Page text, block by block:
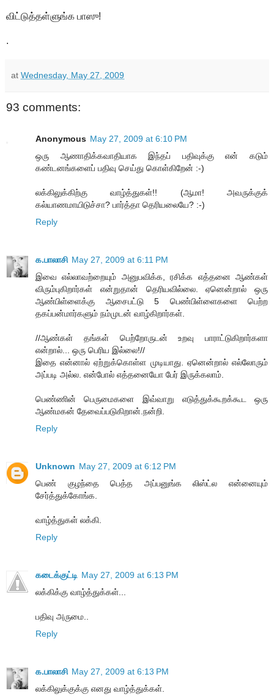
விட்டுத்தள்ளுங்க பாஸு!
.
at Wednesday, May 27, 2009
93 comments:
Anonymous May 27, 2009 at 6:10 PM
ஒரு ஆணாதிக்கவாதியாக இந்தப் பதிவுக்கு என் கடும்
கண்டனங்களைப் பதிவு செய்து கொள்கிறேன் :-)
லக்கிலுக்கிற்கு வாழ்த்துகள்!! (ஆமா! அவருக்குக்
கல்யாணமாயிடுச்சா? பார்த்தா தெரியலையே? :-)
Reply
க.பாலாசி May 27, 2009 at 6:11 PM
இவை எல்லாவற்றையும் அனுபவிக்க, ரசிக்க எத்தனை ஆண்கள்
விரும்புகிறார்கள் என்றுதான் தெரியவில்லை. ஏனென்றால் ஒரு
ஆண்பிள்ளைக்கு ஆசைபட்டு 5 பெண்பிள்ளைகளை பெற்ற
தகப்பன்மார்களும் நம்முடன் வாழ்கிறார்கள்.
//ஆண்கள் தங்கள் பெற்றோருடன் உறவு பாராட்டுகிறார்களா
என்றால்... ஒரு பெரிய இல்லை!//
இதை என்னால் ஏற்றுக்கொள்ள முடியாது. ஏனென்றால் எல்லோரும்
அப்படி அல்ல. என்போல் எத்தனையோ பேர் இருக்கலாம்.
பெண்ணின் பெருமைகளை இவ்வாறு எடுத்துக்கூறக்கூட ஒரு
ஆண்மகன் தேவைப்படுகிறான்.நன்றி.
Reply
Unknown May 27, 2009 at 6:12 PM
பெண் குழந்தை பெத்த அப்பனுங்க லிஸ்ட்ல என்னையும்
சேர்த்துக்கோங்க.
வாழ்த்துகள் லக்கி.
Reply
கடைக்குட்டி May 27, 2009 at 6:13 PM
லக்கிக்கு வாழ்த்துக்கள்...
பதிவு அருமை..
Reply
க.பாலாசி May 27, 2009 at 6:13 PM
லக்கிலுக்குக்கு எனது வாழ்த்துக்கள்.